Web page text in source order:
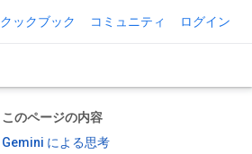
クックブック コミュニティ ログイン
このページの内容
Gemini による思考